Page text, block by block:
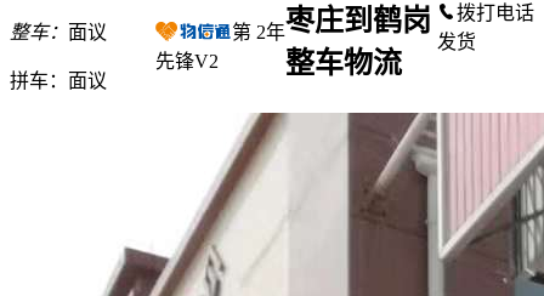
整车： 面议
拼车： 面议
第 2年
先锋V2
拨打电话
发货
枣庄到鹤岗
整车物流